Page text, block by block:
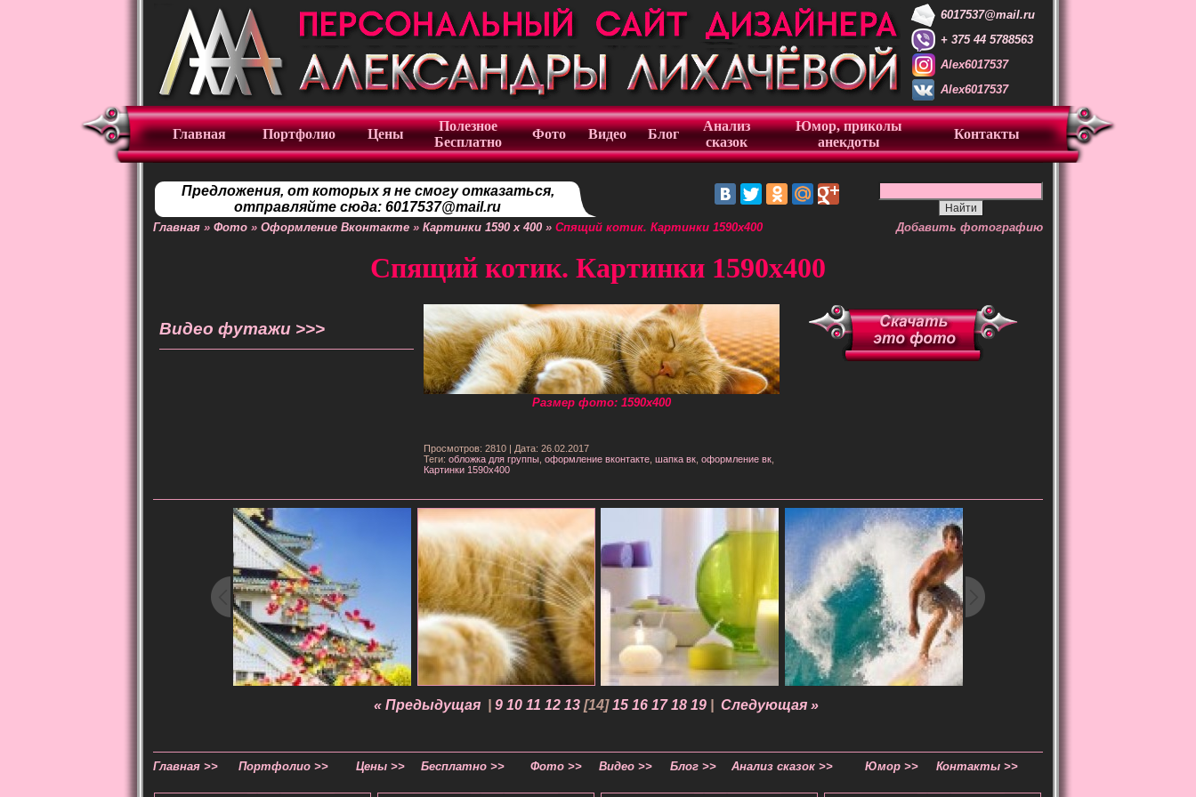
6017537@mail.ru
+ 375 44 5788563
Alex6017537
Alex6017537
Главная Портфолио Цены
Полезное
Бесплатно
Фото Видео Блог
Анализ
сказок
Юмор, приколы
анекдоты
Контакты
Предложения, от которых я не смогу отказаться,
отправляйте сюда: 6017537@mail.ru
Главная » Фото » Оформление Вконтакте » Картинки 1590 х 400 » Спящий котик. Картинки 1590х400 Добавить фотографию
Спящий котик. Картинки 1590х400
Видео футажи >>>
Размер фото: 1590x400
Просмотров: 2810 | Дата: 26.02.2017
Теги: обложка для группы оформление вконтакте шапка вк оформление вк
Картинки 1590х400
« Предыдущая 9 10 11 12 13 [14]15 16 17 18 19 Следующая »
Главная >> Портфолио >> Цены >> Бесплатно >> Фото >> Видео >> Блог >> Анализ сказок >> Юмор >> Контакты >>